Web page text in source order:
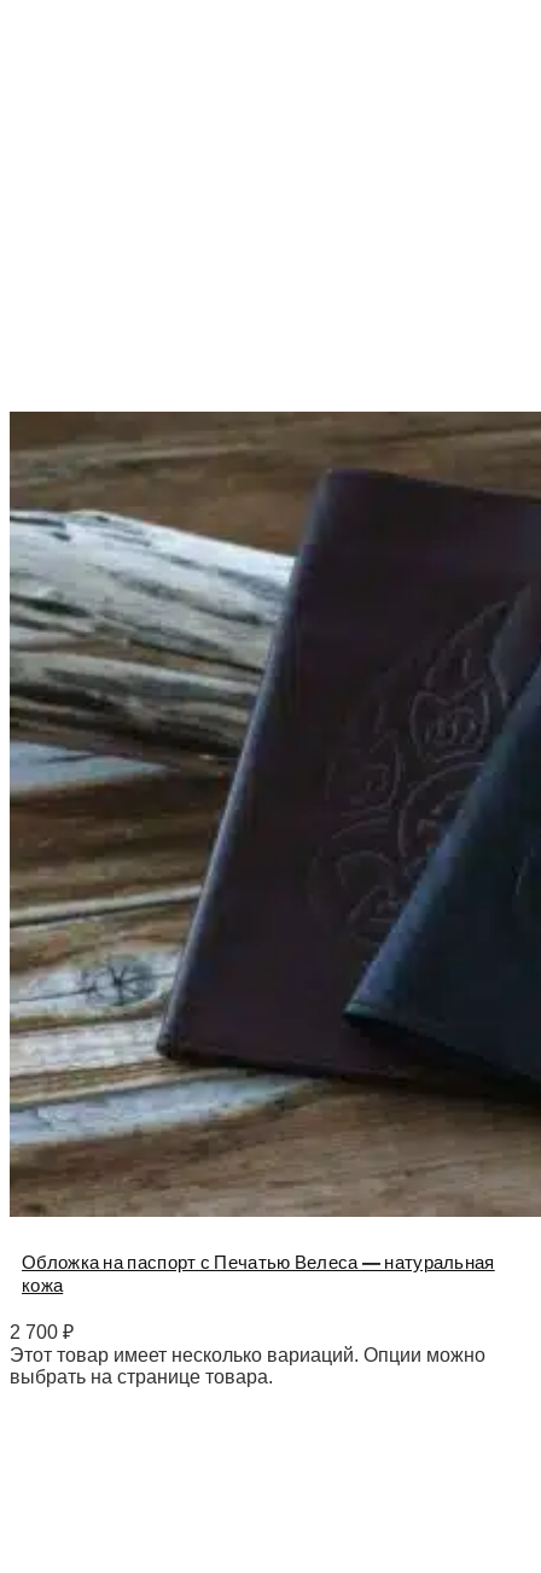
Обложка на паспорт с Печатью Велеса — натуральная
кожа
2 700 ₽
Этот товар имеет несколько вариаций. Опции можно
выбрать на странице товара.